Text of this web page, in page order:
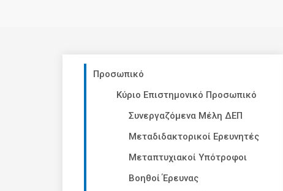
Προσωπικό
Κύριο Επιστημονικό Προσωπικό
Συνεργαζόμενα Μέλη ΔΕΠ
Μεταδιδακτορικοί Ερευνητές
Μεταπτυχιακοί Υπότροφοι
Βοηθοί Έρευνας